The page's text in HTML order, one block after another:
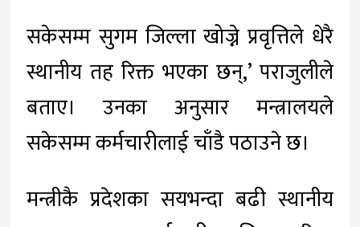
सकेसम्म सुगम जिल्ला खोज्ने प्रवृत्तिले धेरै
स्थानीय तह रिक्त भएका छन्,’ पराजुलीले
बताए। उनका अनुसार मन्त्रालयले
सकेसम्म कर्मचारीलाई चाँडै पठाउने छ।
मन्त्रीकै प्रदेशका सयभन्दा बढी स्थानीय